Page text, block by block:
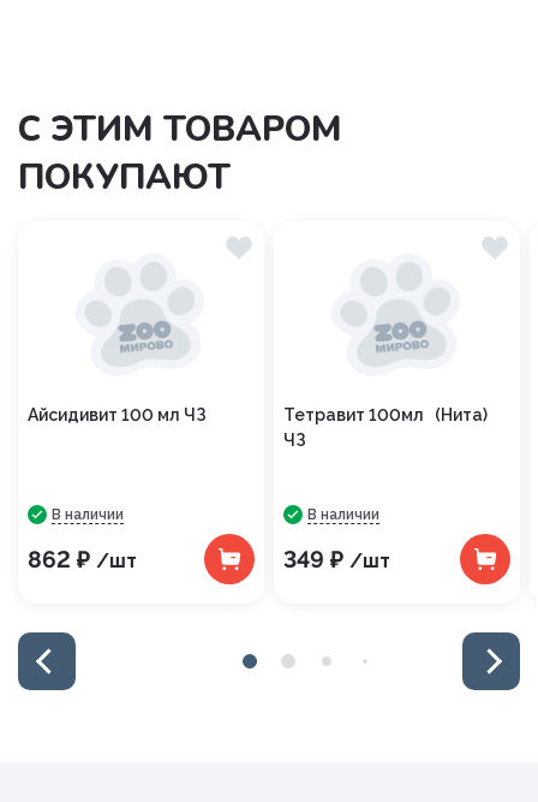
С ЭТИМ ТОВАРОМ
ПОКУПАЮТ
Айсидивит 100 мл ЧЗ
В наличии
862 ₽ /шт
Тетравит 100мл (Нита)
ЧЗ
В наличии
349 ₽ /шт